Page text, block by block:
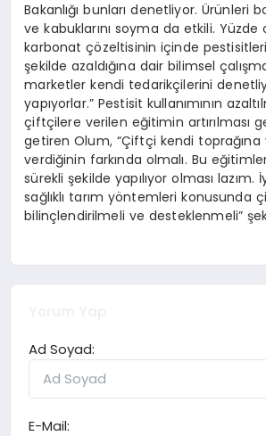
Bakanlığı bunları denetliyor. Ürünleri
ve kabuklarını soyma da etkili. Yüzde
karbonat çözeltisinin içinde
şekilde azaldığına dair bilimsel
marketler kendi tedarikçilerini
yapıyorlar.” Pestisit kullanımının
çiftçilere verilen eğitimin artırılması
getiren Olum, “Çiftçi kendi
verdiğinin farkında olmalı. Bu
sürekli şekilde yapılıyor olması lazım.
sağlıklı tarım yöntemleri konusunda
bilinçlendirilmeli ve desteklenmeli”
Ad Soyad:
E-Mail: